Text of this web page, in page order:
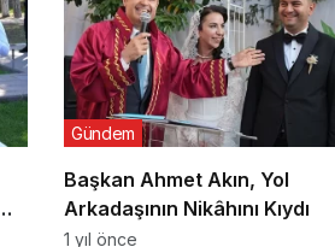
Başkan Ahmet Akın, Yol
Arkadaşının Nikâhını Kıydı
Gündem
1 yıl önce